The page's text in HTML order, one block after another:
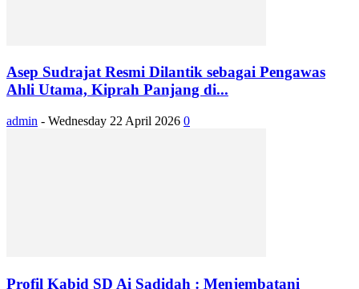
Asep Sudrajat Resmi Dilantik sebagai Pengawas
Ahli Utama, Kiprah Panjang di...
admin - Wednesday 22 April 2026 0
Profil Kabid SD Ai Sadidah : Menjembatani